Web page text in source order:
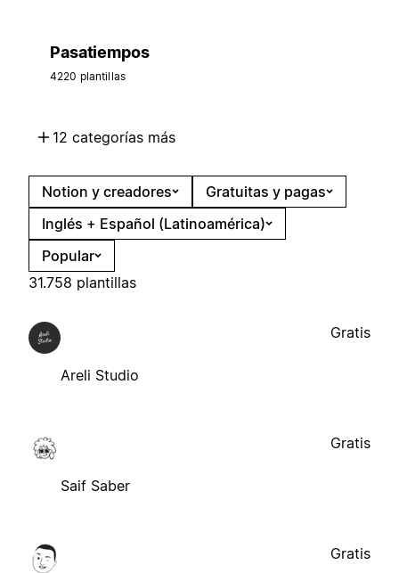
Pasatiempos
4220 plantillas
12 categorías más
Notion y creadores
Gratuitas y pagas
Inglés + Español (Latinoamérica)
Popular
31.758 plantillas
Areli Studio
Gratis
Saif Saber
Gratis
Gratis